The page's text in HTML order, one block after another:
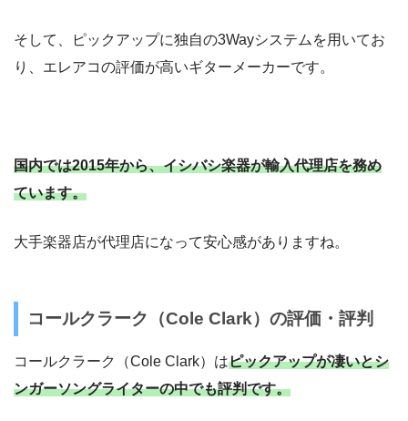
そして、ピックアップに独自の3Wayシステムを用いてお
り、エレアコの評価が高いギターメーカーです。
国内では2015年から、イシバシ楽器が輸入代理店を務め
ています。
大手楽器店が代理店になって安心感がありますね。
コールクラーク（Cole Clark）の評価・評判
コールクラーク（Cole Clark）はピックアップが凄いとシ
ンガーソングライターの中でも評判です。